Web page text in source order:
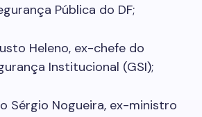
Pública do DF;
Heleno, ex-chefe do
Institucional (GSI);
Sérgio Nogueira, ex-ministro